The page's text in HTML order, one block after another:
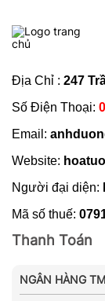
Địa Chỉ : 247
Số Điện Thoại:
Email:
Website:
Người đại diện:
Mã số thuế:
Thanh Toán
NGÂN HÀNG